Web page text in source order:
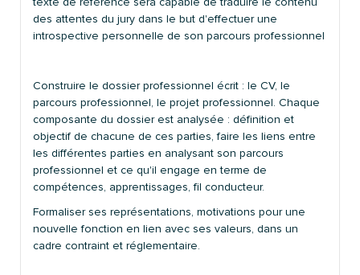
des attentes du jury dans le but d'effectuer une
introspective personnelle de son parcours professionnel
Construire le dossier professionnel écrit : le CV, le
parcours professionnel, le projet professionnel. Chaque
composante du dossier est analysée : définition et
objectif de chacune de ces parties, faire les liens entre
les différentes parties en analysant son parcours
professionnel et ce qu'il engage en terme de
compétences, apprentissages, fil conducteur.
Formaliser ses représentations, motivations pour une
nouvelle fonction en lien avec ses valeurs, dans un
cadre contraint et réglementaire.